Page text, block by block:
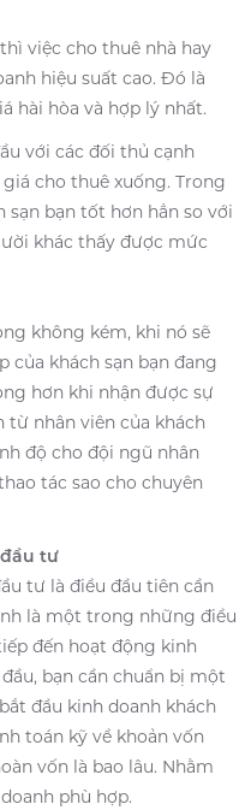
việc cho thuê nhà hay
hiệu suất cao. Đó là
hài hòa và hợp lý nhất.
với các đối thủ cạnh
cho thuê xuống. Trong
sạn bạn tốt hơn hẳn so với
khác thấy được mức
không kém, khi nó sẽ
của khách sạn bạn đang
hơn khi nhận được sự
nhân viên của khách
độ cho đội ngũ nhân
tác sao cho chuyên
tư
tư là điều đầu tiên cần
là một trong những điều
đến hoạt động kinh
bạn cần chuẩn bị một
đầu kinh doanh khách
toán kỹ về khoản vốn
vốn là bao lâu. Nhằm
phù hợp.